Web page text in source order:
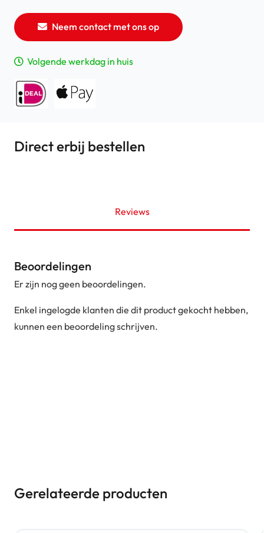
Neem contact met ons op
Volgende werkdag in huis
Direct erbij bestellen
Reviews
Beoordelingen
Er zijn nog geen beoordelingen.
Enkel ingelogde klanten die dit product gekocht hebben,
kunnen een beoordeling schrijven.
Gerelateerde producten